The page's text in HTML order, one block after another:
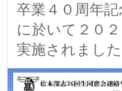
卒業４０周年
に於いて２０
実施されました